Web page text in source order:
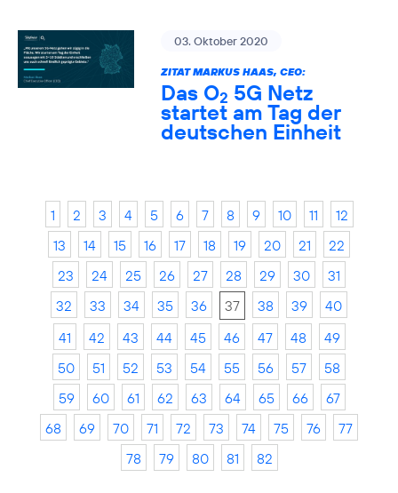
03. Oktober 2020
ZITAT MARKUS HAAS, CEO:
Das O2 5G Netz
startet am Tag der
deutschen Einheit
1 2 3 4 5 6 7 8 9 10 11
12
13
14 15 16 17 18 19 20 21
22
23
24 25 26 27 28 29 30
31
32
33 34 35 36 37 38 39
40
41
42 43 44 45 46 47 48
49
50
51 52 53 54 55 56 57
58
59
60 61 62 63 64 65 66
67
68
69 70 71 72 73 74 75 76
77
78
79 80 81 82